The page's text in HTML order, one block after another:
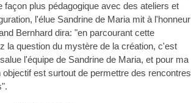
façon plus pédagogique avec des ateliers et
l'élue Sandrine de Maria mit à l'honneur
Bernhard dira: "en parcourant cette
la question du mystère de la création, c'est
l'équipe de Sandrine de Maria, et pour ma
est surtout de permettre des rencontres